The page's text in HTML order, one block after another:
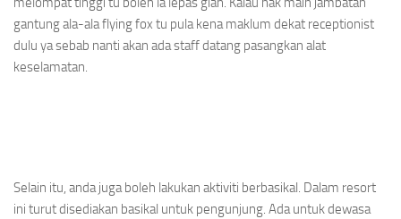
gantung ala-ala flying fox tu pula kena maklum dekat receptionist
dulu ya sebab nanti akan ada staff datang pasangkan alat
keselamatan.
Selain itu, anda juga boleh lakukan aktiviti berbasikal. Dalam resort
ini turut disediakan basikal untuk pengunjung. Ada untuk dewasa